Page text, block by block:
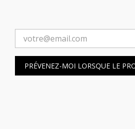
PRÉVENEZ-MOI LORSQUE LE